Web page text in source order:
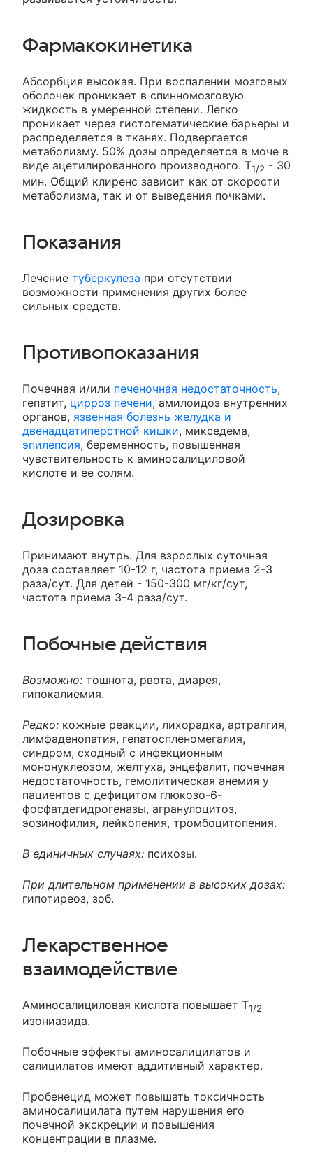
Фармакокинетика
Абсорбция высокая. При воспалении мозговых
оболочек проникает в спинномозговую
жидкость в умеренной степени. Легко
проникает через гистогематические барьеры и
распределяется в тканях. Подвергается
метаболизму. 50% дозы определяется в моче в
виде ацетилированного производного. T1/2 - 30
мин. Общий клиренс зависит как от скорости
метаболизма, так и от выведения почками.
Показания
Лечение туберкулеза при отсутствии
возможности применения других более
сильных средств.
Противопоказания
Почечная и/или печеночная недостаточность,
гепатит, цирроз печени, амилоидоз внутренних
органов, язвенная болезнь желудка и
двенадцатиперстной кишки, микседема,
эпилепсия, беременность, повышенная
чувствительность к аминосалициловой
кислоте и ее солям.
Дозировка
Принимают внутрь. Для взрослых суточная
доза составляет 10-12 г, частота приема 2-3
раза/сут. Для детей - 150-300 мг/кг/сут,
частота приема 3-4 раза/сут.
Побочные действия
Возможно: тошнота, рвота, диарея,
гипокалиемия.
Редко: кожные реакции, лихорадка, артралгия,
лимфаденопатия, гепатоспленомегалия,
синдром, сходный с инфекционным
мононуклеозом, желтуха, энцефалит, почечная
недостаточность, гемолитическая анемия у
пациентов с дефицитом глюкозо-6-
фосфатдегидрогеназы, агранулоцитоз,
эозинофилия, лейкопения, тромбоцитопения.
В единичных случаях: психозы.
При длительном применении в высоких дозах:
гипотиреоз, зоб.
Лекарственное
взаимодействие
Аминосалициловая кислота повышает T1/2
изониазида.
Побочные эффекты аминосалицилатов и
салицилатов имеют аддитивный характер.
Пробенецид может повышать токсичность
аминосалицилата путем нарушения его
почечной экскреции и повышения
концентрации в плазме.